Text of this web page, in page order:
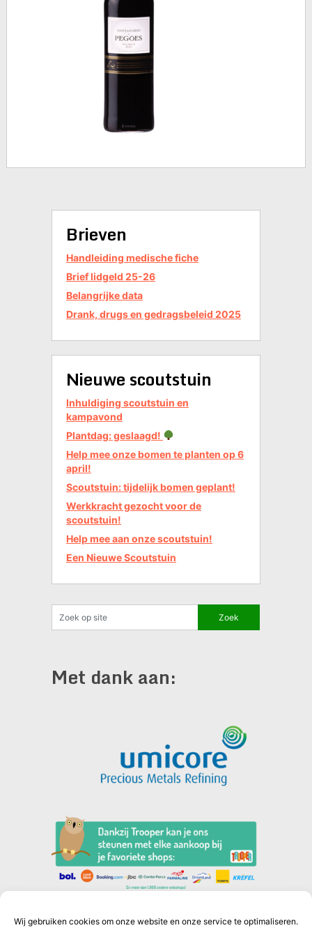
Wij gebruiken cookies om onze website en onze service te optimaliseren.
Brieven
Handleiding medische fiche
Brief lidgeld 25-26
Belangrijke data
Drank, drugs en gedragsbeleid 2025
Nieuwe scoutstuin
Inhuldiging scoutstuin en
kampavond
Plantdag: geslaagd!
Help mee onze bomen te planten op 6
april!
Scoutstuin: tijdelijk bomen geplant!
Werkkracht gezocht voor de
scoutstuin!
Help mee aan onze scoutstuin!
Een Nieuwe Scoutstuin
Met dank aan: